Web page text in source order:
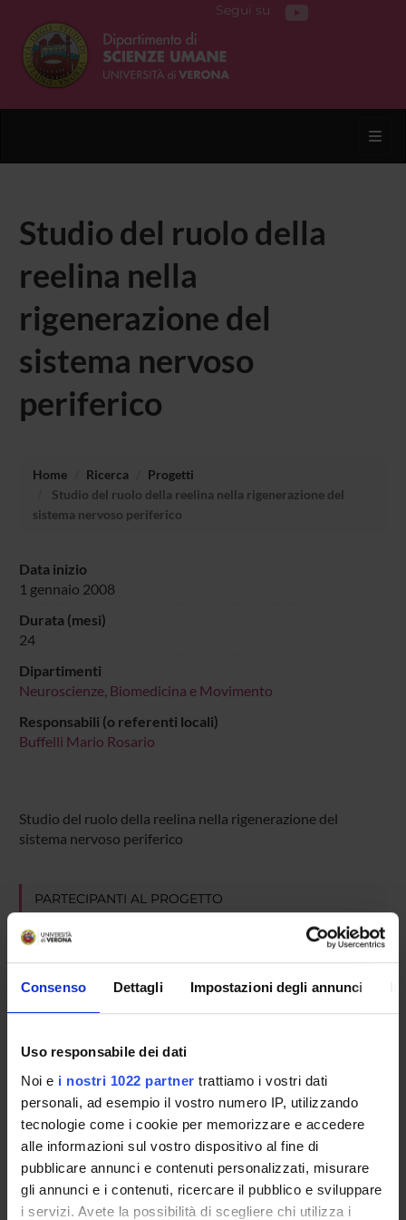
Consenso Dettagli Impostazioni degli annunci
Uso responsabile dei dati
Noi e i nostri 1022 partner trattiamo i vostri dati
personali, ad esempio il vostro numero IP, utilizzando
tecnologie come i cookie per memorizzare e accedere
alle informazioni sul vostro dispositivo al fine di
pubblicare annunci e contenuti personalizzati, misurare
gli annunci e i contenuti, ricercare il pubblico e sviluppare
i servizi. Avete la possibilità di scegliere chi utilizza i
Segui su
Studio del ruolo della
reelina nella
rigenerazione del
sistema nervoso
periferico
Home Ricerca
Progetti
Studio del ruolo della reelina nella rigenerazione del
sistema nervoso periferico
Data inizio
1 gennaio 2008
Durata (mesi)
24
Dipartimenti
Neuroscienze, Biomedicina e Movimento
Responsabili (o referenti locali)
Buffelli Mario Rosario
Studio del ruolo della reelina nella rigenerazione del
sistema nervoso periferico
PARTECIPANTI AL PROGETTO
Mario Rosario Buffelli
Erika Lorenzetto
Professore a contratto
SEZIONI
Fisiologia e Psicologia